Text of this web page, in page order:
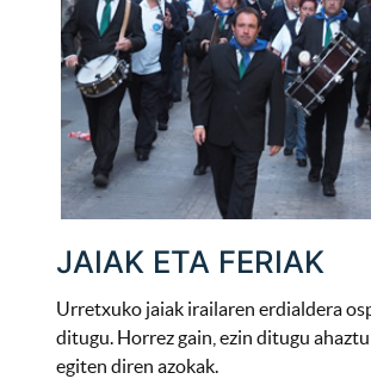
JAIAK ETA FERIAK
Urretxuko jaiak irailaren erdialdera
ditugu. Horrez gain, ezin ditugu
egiten diren azokak.